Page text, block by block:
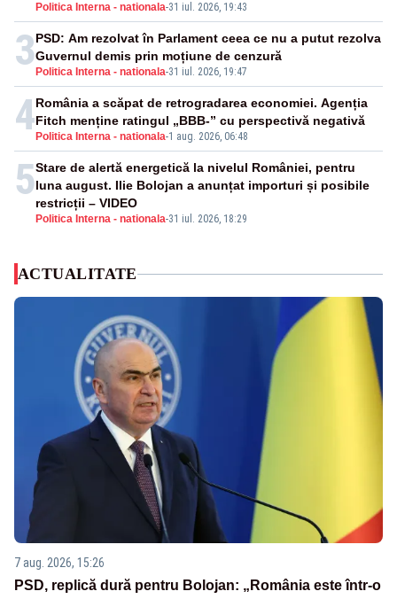
Politica Interna - nationala-31 iul. 2026, 19:43
3 Politica Interna - nationala-31 iul. 2026, 19:47
PSD: Am rezolvat în Parlament ceea ce nu a putut rezolva
Guvernul demis prin moțiune de cenzură
4 Politica Interna - nationala-1 aug. 2026, 06:48
România a scăpat de retrogradarea economiei. Agenția
Fitch menține ratingul „BBB-” cu perspectivă negativă
5
Politica Interna - nationala-31 iul. 2026, 18:29
Stare de alertă energetică la nivelul României, pentru
luna august. Ilie Bolojan a anunțat importuri și posibile
restricții – VIDEO
ACTUALITATE
7 aug. 2026, 15:26
PSD, replică dură pentru Bolojan: „România este într-o